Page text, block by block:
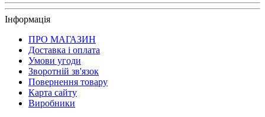
Інформація
ПРО МАГАЗИН
Доставка і оплата
Умови угоди
Зворотній зв'язок
Повернення товару
Карта сайту
Виробники